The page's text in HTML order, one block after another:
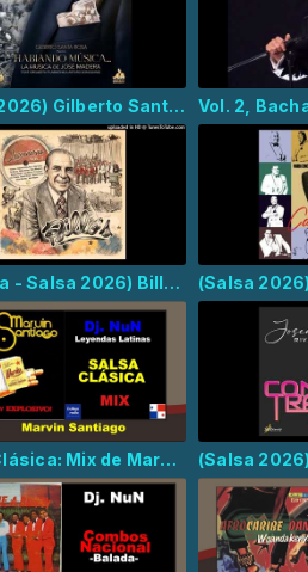
(Salsa 2026) Gilberto Santa Rosa y José Madera - El Viajero Cantor
(Cumbia - Salsa 2026) Billo's Caracas Boys, Roberto Blades - El Tren de Seis
Salsa Clásica: Mix de Marvin Santiago